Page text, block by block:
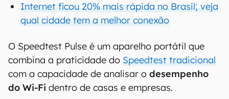
Internet ficou 20% mais rápida no Brasil; veja
qual cidade tem a melhor conexão
O Speedtest Pulse é um aparelho portátil que
combina a praticidade do Speedtest tradicional
com a capacidade de analisar o desempenho
do Wi-Fi dentro de casas e empresas.